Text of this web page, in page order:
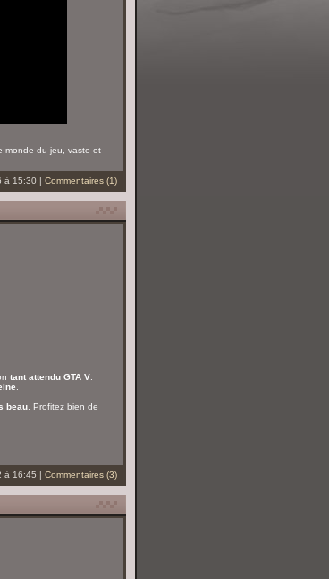
monde du jeu, vaste et
à 15:30 | Commentaires (1)
tant attendu GTA V.
beau. Profitez bien de
à 16:45 | Commentaires (3)